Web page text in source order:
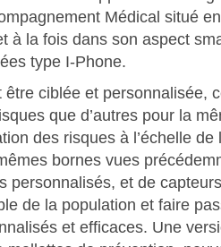
Médical situé
à la fois dans son aspect
type I-Phone.
être ciblée et personnalisée,
que d’autres pour la
des risques à l’échelle
bornes vues
personnalisés, et de
de la population et faire
et efficaces. Une